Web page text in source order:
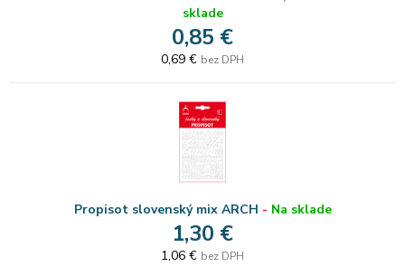
sklade
0,85 €
0,69 € bez DPH
Propisot slovenský mix ARCH - Na sklade
1,30 €
1,06 € bez DPH